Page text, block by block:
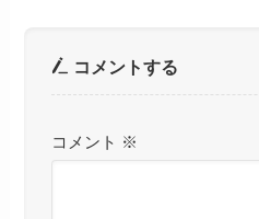
コメントする
コメント ※